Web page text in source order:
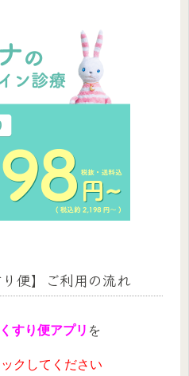
り便】ご利用の流れ
すり便アプリ を
クしてください